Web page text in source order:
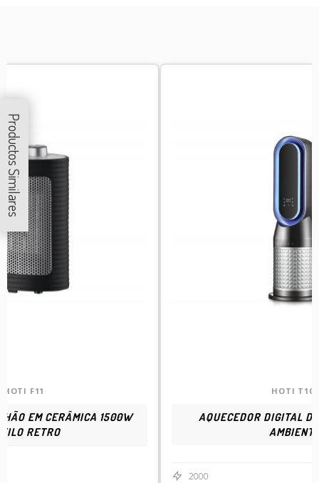
Productos Similares
HOTI F11
EM CERÂMICA 1500W
RETRO
HOTI T100
AQUECEDOR DIGITAL
2000